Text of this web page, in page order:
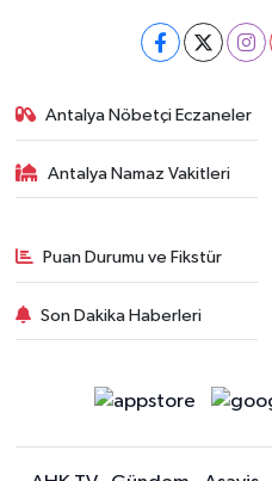
Antalya Nöbetçi Eczaneler
Antalya Namaz Vakitleri
Puan Durumu ve Fikstür
Son Dakika Haberleri